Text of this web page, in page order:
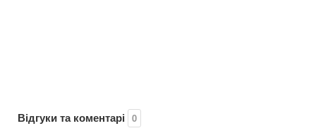
Відгуки та коментарі 0